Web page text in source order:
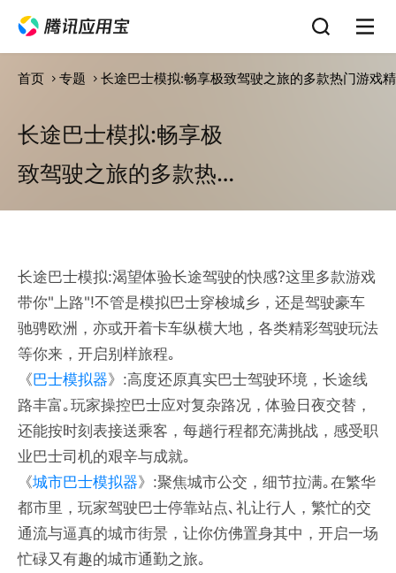
首页 专题 长途巴士模拟:畅享极致驾驶之旅的多款热门游戏
长途巴士模拟:畅享极
致驾驶之旅的多款热
门游戏精选
长途巴士模拟:渴望体验长途驾驶的快感?这里多款游戏
带你"上路"!不管是模拟巴士穿梭城乡，还是驾驶豪车
驰骋欧洲，亦或开着卡车纵横大地，各类精彩驾驶玩法
等你来，开启别样旅程｡
《巴士模拟器》:高度还原真实巴士驾驶环境，长途线
路丰富｡玩家操控巴士应对复杂路况，体验日夜交替，
还能按时刻表接送乘客，每趟行程都充满挑战，感受职
业巴士司机的艰辛与成就｡
《城市巴士模拟器》:聚焦城市公交，细节拉满｡在繁华
都市里，玩家驾驶巴士停靠站点､礼让行人，繁忙的交
通流与逼真的城市街景，让你仿佛置身其中，开启一场
忙碌又有趣的城市通勤之旅｡